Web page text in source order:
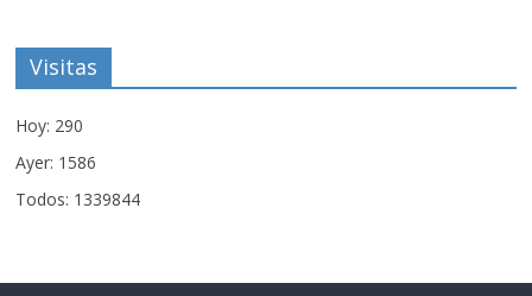
Visitas
Hoy: 290
Ayer: 1586
Todos: 1339844